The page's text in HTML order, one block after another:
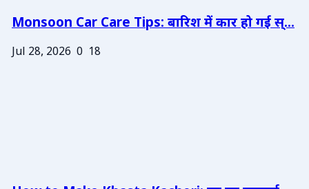
Monsoon Car Care Tips: बारिश में कार हो गई स्...
Jul 28, 2026 0 18